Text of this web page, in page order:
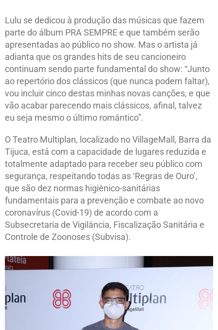
Lulu se dedicou à produção das músicas que fazem
parte do álbum PRA SEMPRE e que também serão
apresentadas ao público no show. Mas o artista já
adianta que os grandes hits de seu cancioneiro
continuam sendo parte fundamental do show: “Junto
ao repertório dos clássicos (que nunca podem faltar),
vou incluir cinco destas minhas novas canções, e que
vão acabar parecendo mais clássicos, afinal, talvez
eu seja mesmo o último romântico”.
O Teatro Multiplan, localizado no VillageMall, Barra da
Tijuca, está com a capacidade de lugares reduzida e
totalmente adaptado para receber seu público com
segurança, respeitando todas as ‘Regras de Ouro’,
que são dez normas higiênico-sanitárias
fundamentais para a prevenção e combate ao novo
coronavírus (Covid-19) de acordo com a
Subsecretaria de Vigilância, Fiscalização Sanitária e
Controle de Zoonoses (Subvisa).